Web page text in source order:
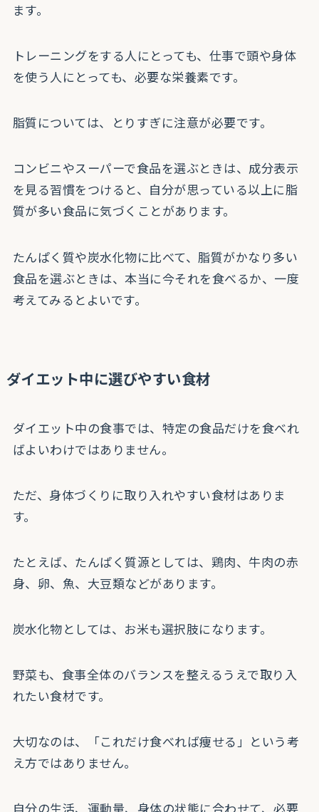
ます。
トレーニングをする人にとっても、仕事で頭や身体
を使う人にとっても、必要な栄養素です。
脂質については、とりすぎに注意が必要です。
コンビニやスーパーで食品を選ぶときは、成分表示
を見る習慣をつけると、自分が思っている以上に脂
質が多い食品に気づくことがあります。
たんぱく質や炭水化物に比べて、脂質がかなり多い
食品を選ぶときは、本当に今それを食べるか、一度
考えてみるとよいです。
ダイエット中に選びやすい食材
ダイエット中の食事では、特定の食品だけを食べれ
ばよいわけではありません。
ただ、身体づくりに取り入れやすい食材はありま
す。
たとえば、たんぱく質源としては、鶏肉、牛肉の赤
身、卵、魚、大豆類などがあります。
炭水化物としては、お米も選択肢になります。
野菜も、食事全体のバランスを整えるうえで取り入
れたい食材です。
大切なのは、「これだけ食べれば痩せる」という考
え方ではありません。
自分の生活、運動量、身体の状態に合わせて、必要